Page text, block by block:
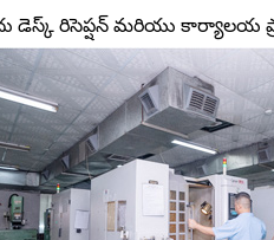
డెస్క్ రిసెప్షన్ మరియు కార్యాలయ